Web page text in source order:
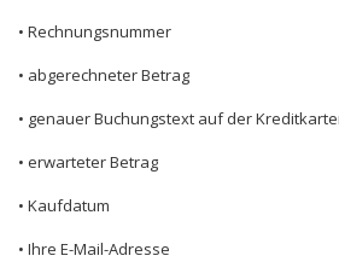
• Rechnungsnummer
• abgerechneter Betrag
• genauer Buchungstext auf der
• erwarteter Betrag
• Kaufdatum
• Ihre E-Mail-Adresse